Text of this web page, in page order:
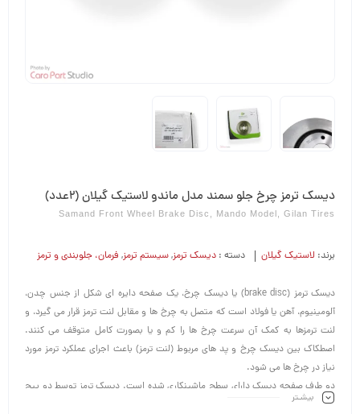
دیسک ترمز چرخ جلو سمند مدل ماندو لاستیک گیلان (2عدد)
Samand Front Wheel Brake Disc, Mando Model, Gilan Tires
برند: لاستیک گیلان دسته : دیسک ترمز,سیستم ترمز, فرمان،‌ جلوبندی و ترمز
دیسک ترمز (brake disc) یا دیسک چرخ، یک صفحه دایره ای شکل از جنس چدن،
آلومینیوم، آهن یا فولاد است که متصل به چرخ ها و مقابل لنت ترمز قرار می گیرد، و
لنت ترمزها به کمک آن سرعت چرخ ها را کم و یا بصورت کامل متوقف می کنند.
اصطکاک بین دیسک چرخ و پد های مربوط (لنت ترمز) باعث اجرای عملکرد ترمز مورد
نیاز در چرخ ها می شود.
دو طرف صفحه دیسک دارای سطح ماشینکاری شده است. دیسک ترمز توسط دو پیچ
و یک مهره مرکزی در قسمت مربوط نگه داشته می شود. در بعضی از خودروها، دیسک
بیشـتر